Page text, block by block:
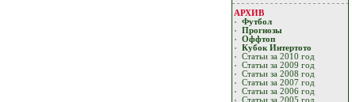
АРХИВ
Футбол
Прогнозы
Оффтоп
Кубoк Интертoтo
Статьи за 2010 год
Статьи за 2009 год
Статьи за 2008 год
Статьи за 2007 год
Статьи за 2006 год
Статьи за 2005 год